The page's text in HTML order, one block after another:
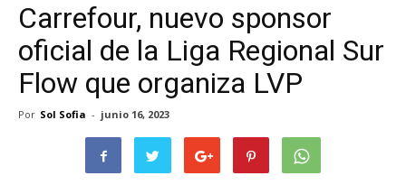
Carrefour, nuevo sponsor
oficial de la Liga Regional Sur
Flow que organiza LVP
Por Sol Sofia - junio 16, 2023